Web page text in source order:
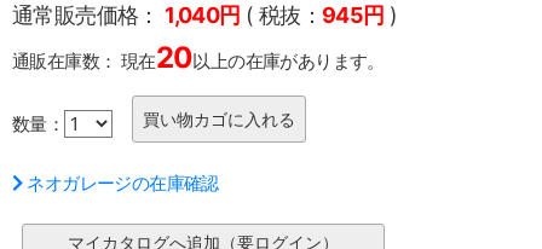
通常販売価格： 1,040円 ( 税抜： 945円 )
通販在庫数： 現在20以上の在庫があります。
数量：
ネオガレージの在庫確認